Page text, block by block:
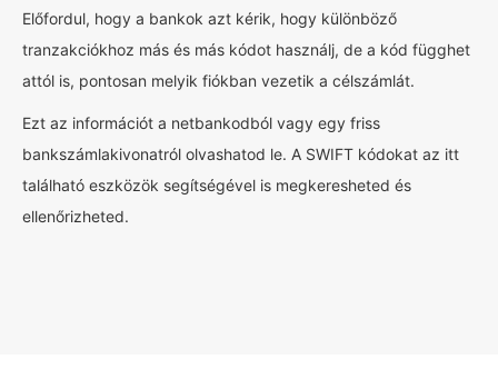
Előfordul, hogy a bankok azt kérik, hogy különböző
tranzakciókhoz más és más kódot használj, de a kód függhet
attól is, pontosan melyik fiókban vezetik a célszámlát.
Ezt az információt a netbankodból vagy egy friss
bankszámlakivonatról olvashatod le. A SWIFT kódokat az itt
található eszközök segítségével is megkeresheted és
ellenőrizheted.